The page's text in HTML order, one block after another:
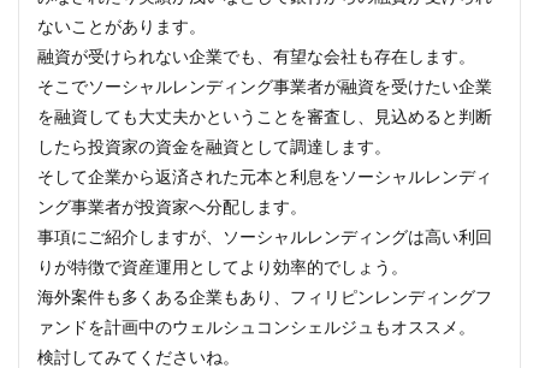
ないことがあります。
融資が受けられない企業でも、有望な会社も存在します。
そこでソーシャルレンディング事業者が融資を受けたい企業
を融資しても大丈夫かということを審査し、見込めると判断
したら投資家の資金を融資として調達します。
そして企業から返済された元本と利息をソーシャルレンディ
ング事業者が投資家へ分配します。
事項にご紹介しますが、ソーシャルレンディングは高い利回
りが特徴で資産運用としてより効率的でしょう。
海外案件も多くある企業もあり、フィリピンレンディングフ
ァンドを計画中のウェルシュコンシェルジュもオススメ。
検討してみてくださいね。